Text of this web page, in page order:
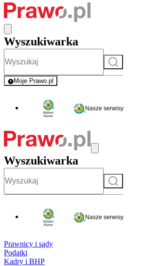
Wyszukiwarka
Szukaj
Moje Prawo.pl
- rejestracja i logowanie do serwisu
Nasze serwisy
Wyszukiwarka
Szukaj
Nasze serwisy
Prawnicy i sądy
Podatki
Kadry i BHP